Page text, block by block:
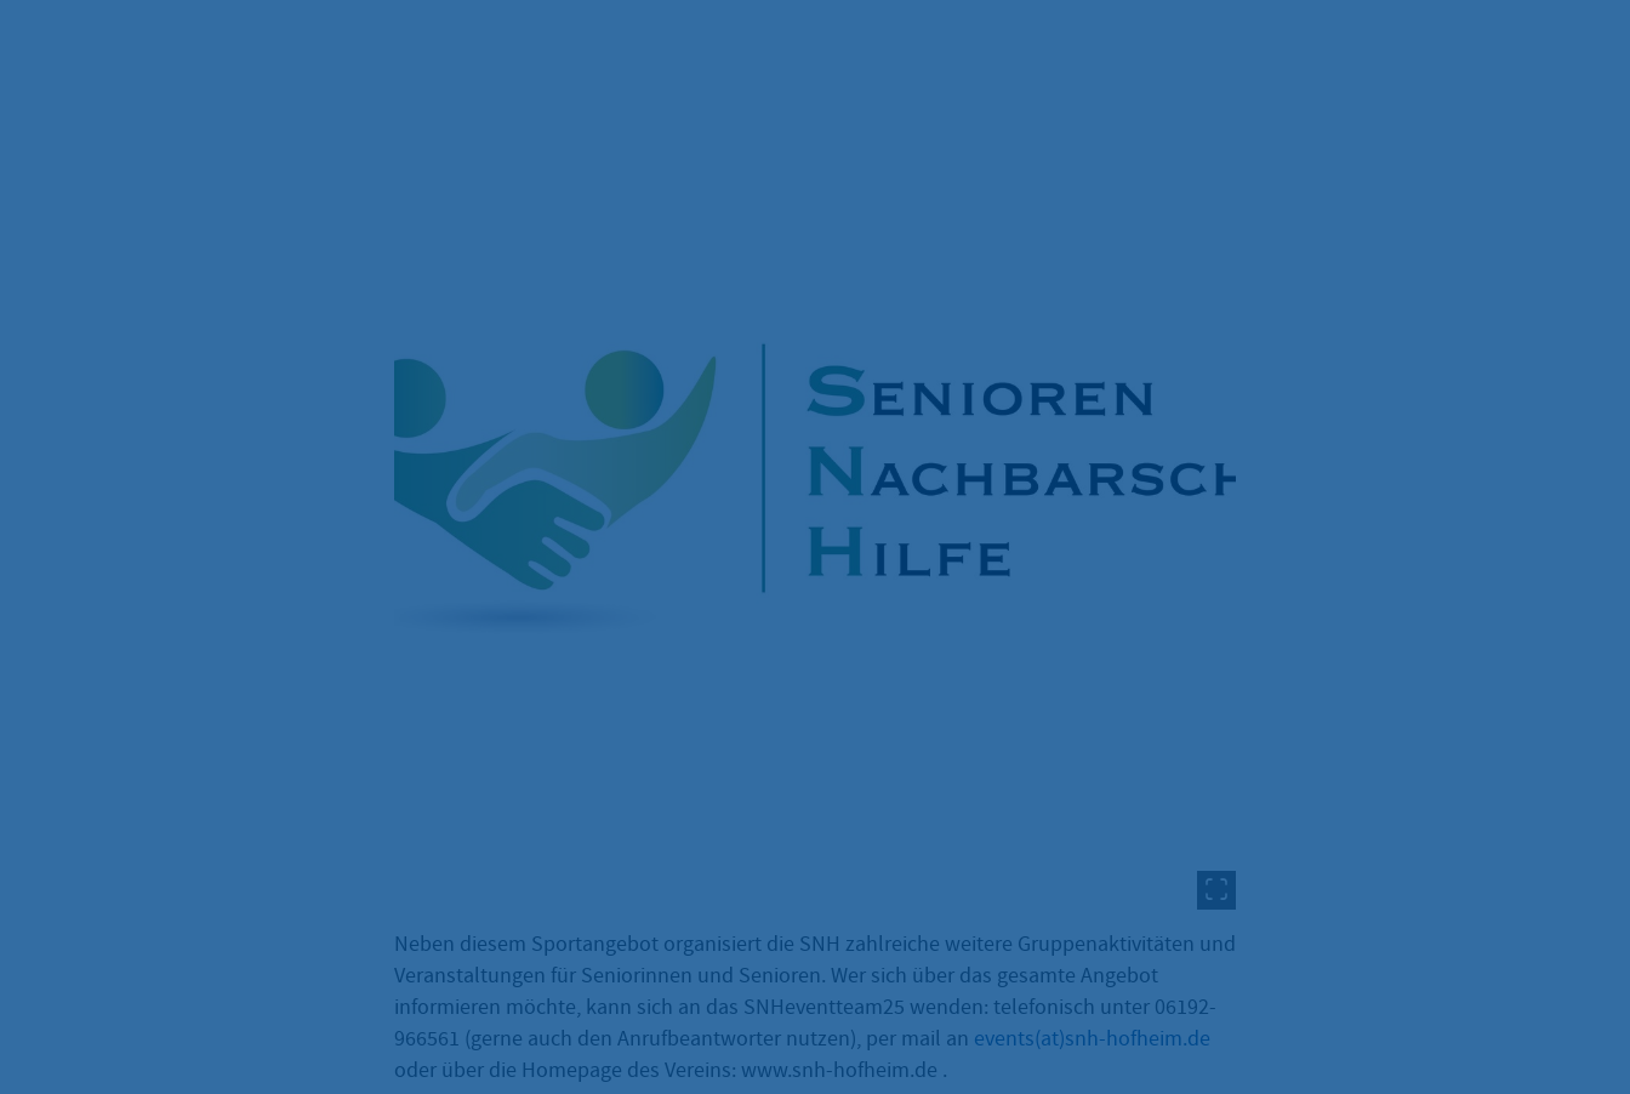
Neben diesem Sportangebot organisiert die SNH zahlreiche weitere Gruppenaktivitäten und
Veranstaltungen für Seniorinnen und Senioren. Wer sich über das gesamte Angebot
informieren möchte, kann sich an das SNHeventteam25 wenden: telefonisch unter 06192-
966561 (gerne auch den Anrufbeantworter nutzen), per mail an events(at)snh-hofheim.de
oder über die Homepage des Vereins: www.snh-hofheim.de .